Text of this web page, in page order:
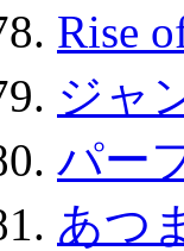
Rise
ジャ
パー
あつ